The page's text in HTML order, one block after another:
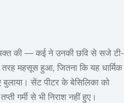
की — कई ने उनकी छवि से सजे टी-
महसूस हुआ, जितना कि यह धार्मिक
सेंट पीटर के बेसिलिका को
गर्मी से भी निराश नहीं हुए।